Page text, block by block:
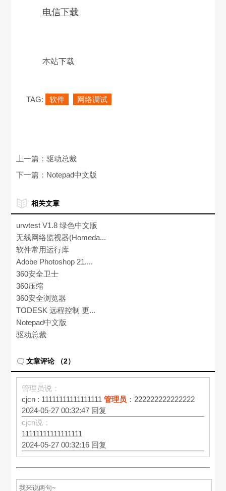
电信下载
本站下载
TAG: 软件 网络调试
上一篇：驱动总裁
下一篇： Notepad中文版
相关文章
urwtest V1.8 绿色中文版
无线网络监视器(Homeda...
软件常用运行库
Adobe Photoshop 21....
360安全卫士
360压缩
360安全浏览器
TODESK 远程控制 更...
Notepad中文版
驱动总裁
文章评论 （2）
管理员说：
cjcn : 11111111111111111管理员 ：222222222222222
2024-05-27 00:32:47 回复
cjcn说：
11111111111111111
2024-05-27 00:32:16 回复